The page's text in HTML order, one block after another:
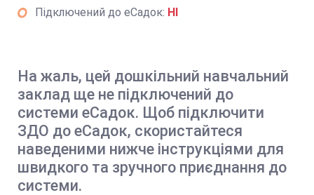
Підключений до еСадок: НІ
На жаль, цей дошкільний навчальний
заклад ще не підключений до
системи еСадок. Щоб підключити
ЗДО до еСадок, скористайтеся
наведеними нижче інструкціями для
швидкого та зручного приєднання до
системи.